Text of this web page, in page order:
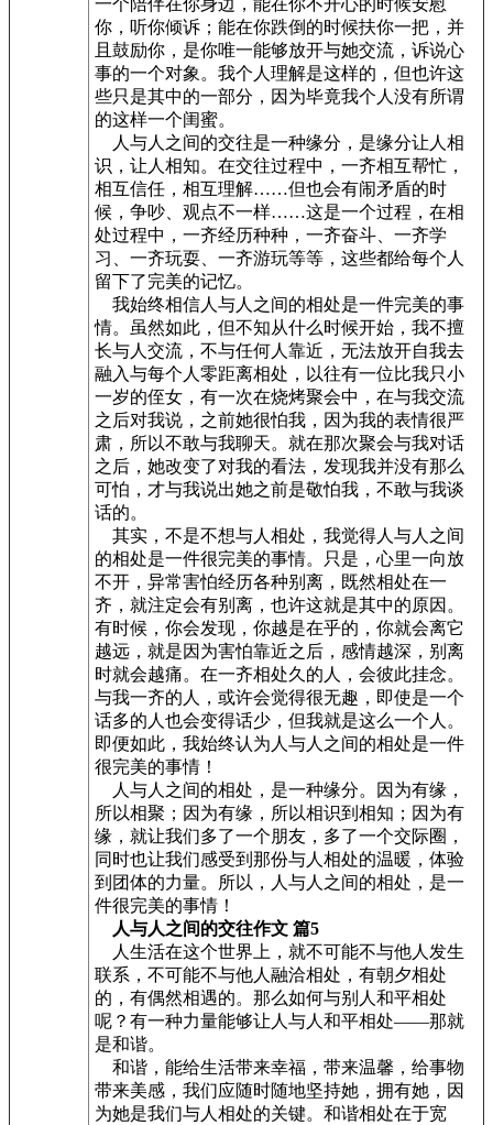
一个陪伴在你身边，能在你不开心的时候安慰
你，听你倾诉；能在你跌倒的时候扶你一把，并
且鼓励你，是你唯一能够放开与她交流，诉说心
事的一个对象。我个人理解是这样的，但也许这
些只是其中的一部分，因为毕竟我个人没有所谓
的这样一个闺蜜。
人与人之间的交往是一种缘分，是缘分让人相
识，让人相知。在交往过程中，一齐相互帮忙，
相互信任，相互理解……但也会有闹矛盾的时
候，争吵、观点不一样……这是一个过程，在相
处过程中，一齐经历种种，一齐奋斗、一齐学
习、一齐玩耍、一齐游玩等等，这些都给每个人
留下了完美的记忆。
我始终相信人与人之间的相处是一件完美的事
情。虽然如此，但不知从什么时候开始，我不擅
长与人交流，不与任何人靠近，无法放开自我去
融入与每个人零距离相处，以往有一位比我只小
一岁的侄女，有一次在烧烤聚会中，在与我交流
之后对我说，之前她很怕我，因为我的表情很严
肃，所以不敢与我聊天。就在那次聚会与我对话
之后，她改变了对我的看法，发现我并没有那么
可怕，才与我说出她之前是敬怕我，不敢与我谈
话的。
其实，不是不想与人相处，我觉得人与人之间
的相处是一件很完美的事情。只是，心里一向放
不开，异常害怕经历各种别离，既然相处在一
齐，就注定会有别离，也许这就是其中的原因。
有时候，你会发现，你越是在乎的，你就会离它
越远，就是因为害怕靠近之后，感情越深，别离
时就会越痛。在一齐相处久的人，会彼此挂念。
与我一齐的人，或许会觉得很无趣，即使是一个
话多的人也会变得话少，但我就是这么一个人。
即便如此，我始终认为人与人之间的相处是一件
很完美的事情！
人与人之间的相处，是一种缘分。因为有缘，
所以相聚；因为有缘，所以相识到相知；因为有
缘，就让我们多了一个朋友，多了一个交际圈，
同时也让我们感受到那份与人相处的温暖，体验
到团体的力量。所以，人与人之间的相处，是一
件很完美的事情！
人与人之间的交往作文 篇5
人生活在这个世界上，就不可能不与他人发生
联系，不可能不与他人融洽相处，有朝夕相处
的，有偶然相遇的。那么如何与别人和平相处
呢？有一种力量能够让人与人和平相处——那就
是和谐。
和谐，能给生活带来幸福，带来温馨，给事物
带来美感，我们应随时随地坚持她，拥有她，因
为她是我们与人相处的关键。和谐相处在于宽